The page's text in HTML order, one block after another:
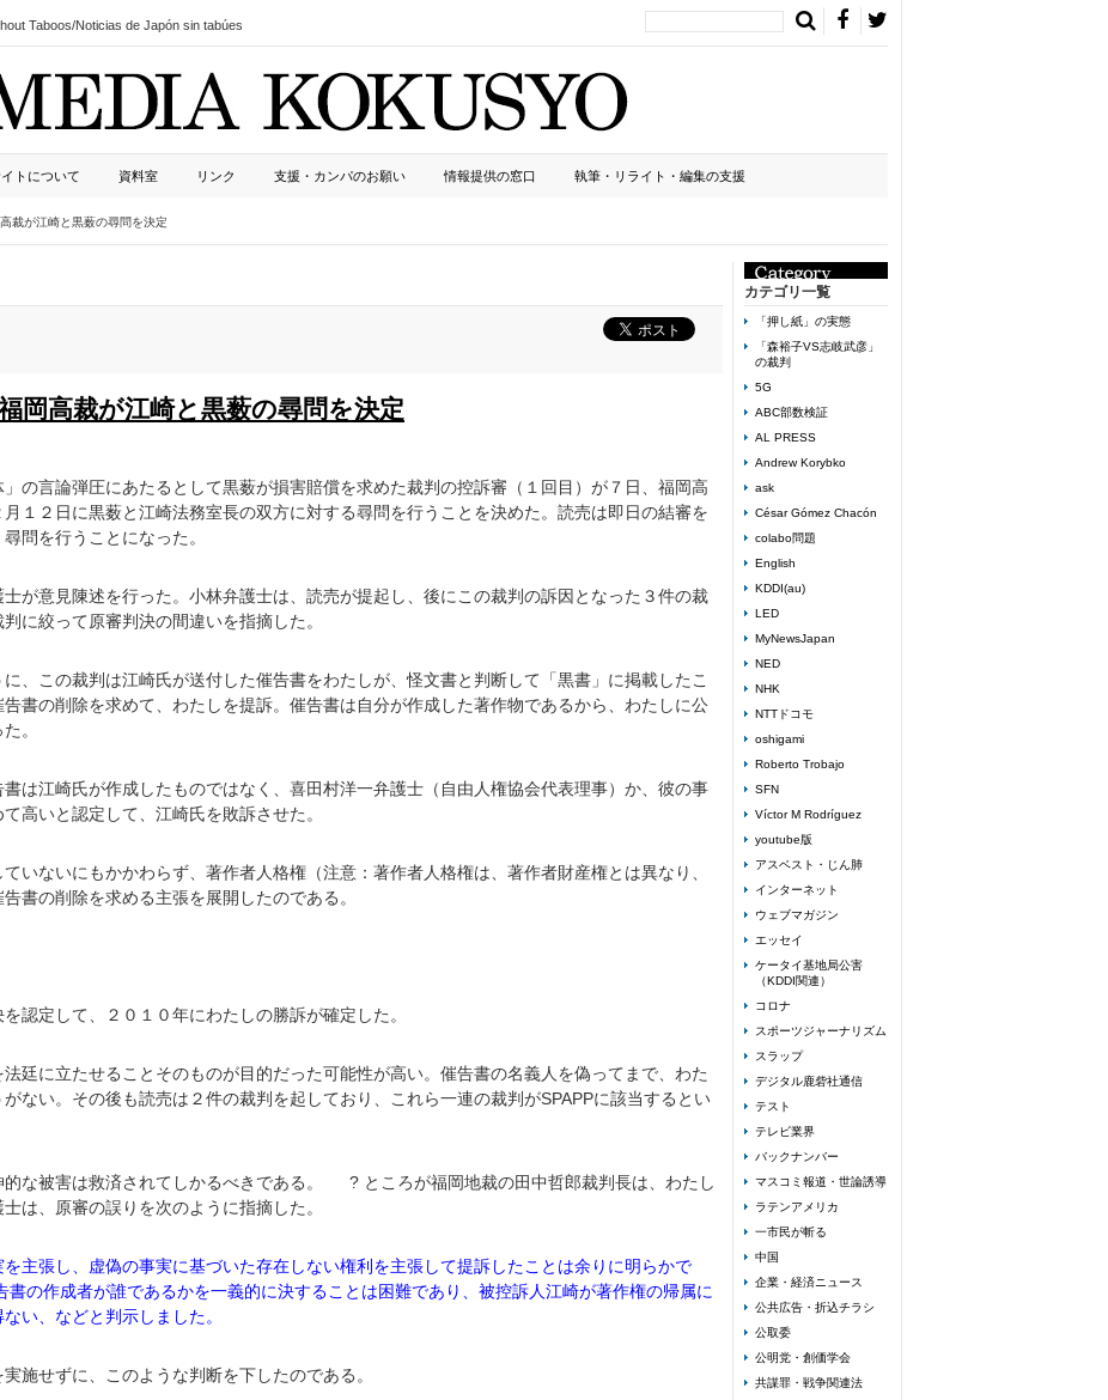
Taboos/Noticias de Japón sin tabúes
トについて 資料室 リンク 支援・カンパのお願い 情報提供の窓口 執筆・リライト・編集の支援
裁が江崎と黒薮の尋問を決定
岡高裁が江崎と黒薮の尋問を決定
の言論弾圧にあたるとして黒薮が損害賠償を求めた裁判の控訴審（１回目）が７日、福岡高
１２日に黒薮と江崎法務室長の双方に対する尋問を行うことを決めた。読売は即日の結審を
問を行うことになった。
が意見陳述を行った。小林弁護士は、読売が提起し、後にこの裁判の訴因となった３件の裁
に絞って原審判決の間違いを指摘した。
に、この裁判は江崎氏が送付した催告書をわたしが、怪文書と判断して「黒書」に掲載したこ
書の削除を求めて、わたしを提訴。催告書は自分が作成した著作物であるから、わたしに公
。
は江崎氏が作成したものではなく、喜田村洋一弁護士（自由人権協会代表理事）か、彼の事
高いと認定して、江崎氏を敗訴させた。
いないにもかかわらず、著作者人格権（注意：著作者人格権は、著作者財産権とは異なり、
書の削除を求める主張を展開したのである。
認定して、２０１０年にわたしの勝訴が確定した。
廷に立たせることそのものが目的だった可能性が高い。催告書の名義人を偽ってまで、わた
ない。その後も読売は２件の裁判を起しており、これら一連の裁判がSPAPPに該当するとい
的な被害は救済されてしかるべきである。 ? ところが福岡地裁の田中哲郎裁判長は、わたし
は、原審の誤りを次のように指摘した。
主張し、虚偽の事実に基づいた存在しない権利を主張して提訴したことは余りに明らかで
の作成者が誰であるかを一義的に決することは困難であり、被控訴人江崎が著作権の帰属に
い、などと判示しました。
施せずに、このような判断を下したのである。
カテゴリ一覧
「押し紙」の実態
「森裕子VS志岐武彦」
の裁判
5G
ABC部数検証
AL PRESS
Andrew Korybko
ask
César Gómez Chacón
colabo問題
English
KDDI(au)
LED
MyNewsJapan
NED
NHK
NTTドコモ
oshigami
Roberto Trobajo
SFN
Víctor M Rodríguez
youtube版
アスベスト・じん肺
インターネット
ウェブマガジン
エッセイ
ケータイ基地局公害
（KDDI関連）
コロナ
スポーツジャーナリズム
スラップ
デジタル鹿砦社通信
テスト
テレビ業界
バックナンバー
マスコミ報道・世論誘導
ラテンアメリカ
一市民が斬る
中国
企業・経済ニュース
公共広告・折込チラシ
公取委
公明党・創価学会
共謀罪・戦争関連法